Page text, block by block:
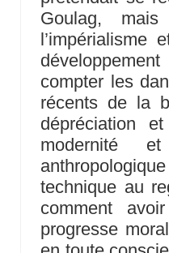
Goulag,
l’impérialisme
compter les
récents de la
dépréciation
modernité
technique au
comment
progresse